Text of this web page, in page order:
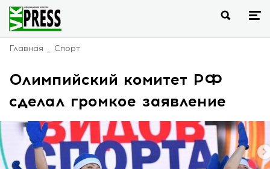
Главная Спорт
Олимпийский комитет РФ
сделал громкое заявление